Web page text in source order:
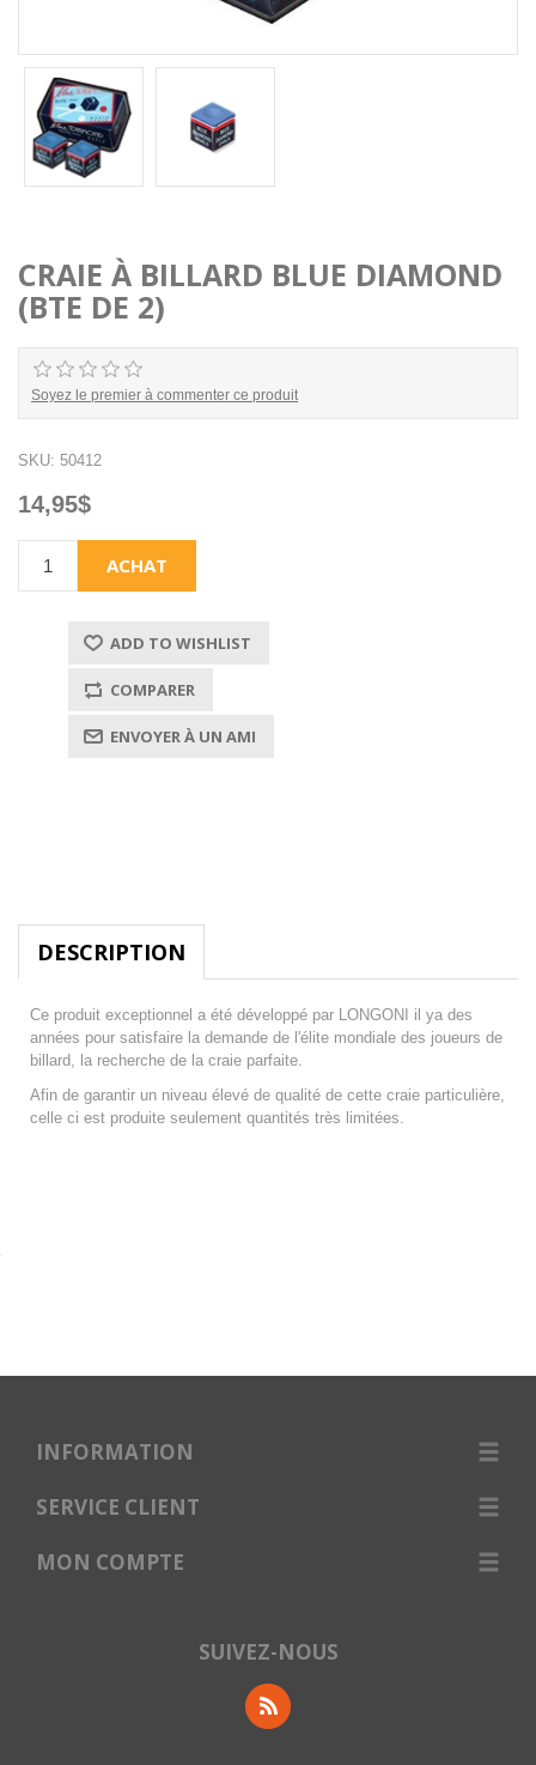
CRAIE À BILLARD BLUE DIAMOND
(BTE DE 2)
Soyez le premier à commenter ce produit
SKU: 50412
14,95$
DESCRIPTION
Ce produit exceptionnel a été développé par LONGONI il ya des
années pour satisfaire la demande de l'élite mondiale des joueurs de
billard, la recherche de la craie parfaite.
Afin de garantir un niveau élevé de qualité de cette craie particulière,
celle ci est produite seulement quantités très limitées.
INFORMATION
SERVICE CLIENT
MON COMPTE
SUIVEZ-NOUS